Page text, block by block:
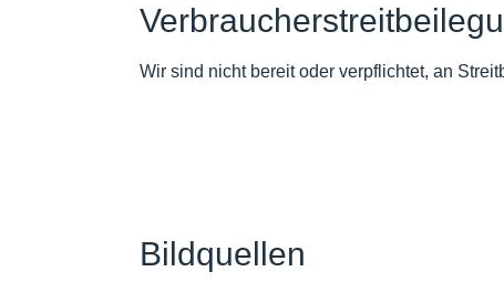
Wir sind nicht bereit oder verpflichtet, an
Bildquellen